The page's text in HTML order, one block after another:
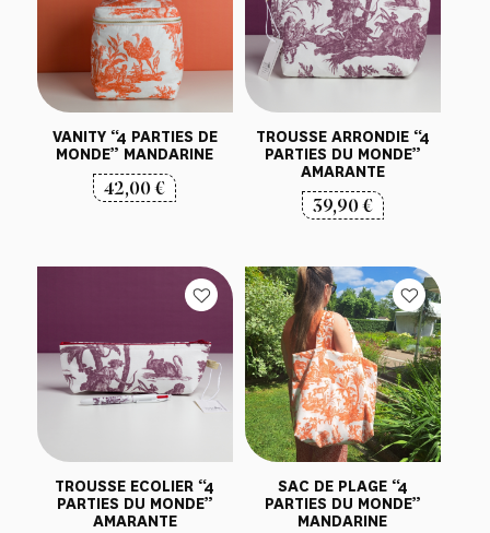
VANITY “4 PARTIES DE
MONDE” MANDARINE
42,00€
TROUSSE ARRONDIE “4
PARTIES DU MONDE”
AMARANTE
39,90€
TROUSSE ECOLIER “4
PARTIES DU MONDE”
AMARANTE
SAC DE PLAGE “4
PARTIES DU MONDE”
MANDARINE